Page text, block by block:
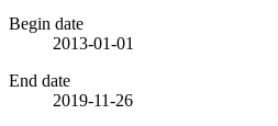
Begin date
2013-01-01
End date
2019-11-26